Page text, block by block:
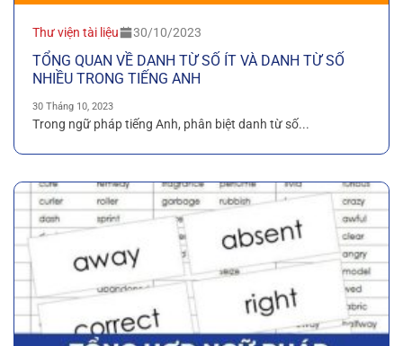
Thư viện tài liệu 30/10/2023
TỔNG QUAN VỀ DANH TỪ SỐ ÍT VÀ DANH TỪ SỐ
NHIỀU TRONG TIẾNG ANH
30 Tháng 10, 2023
Trong ngữ pháp tiếng Anh, phân biệt danh từ số...